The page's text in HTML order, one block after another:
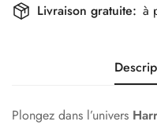
Livraison gratuite: à
Plongez dans l’univers